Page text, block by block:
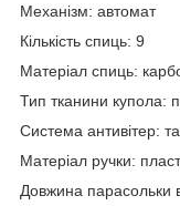
Механізм: автомат
Кількість спиць: 9
Матеріал спиць:
Тип тканини купола:
Система антивітер:
Матеріал ручки:
Довжина парасольки